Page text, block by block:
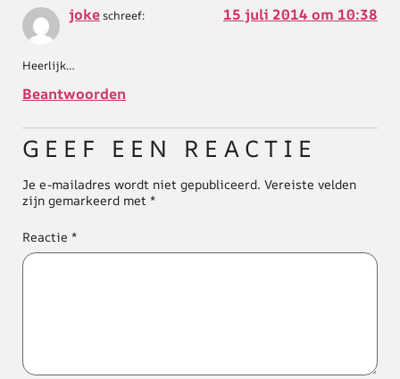
jokeschreef: 15 juli 2014 om 10:38
Heerlijk…
Beantwoorden
GEEF EEN REACTIE
Je e-mailadres wordt niet gepubliceerd. Vereiste velden
zijn gemarkeerd met *
Reactie *